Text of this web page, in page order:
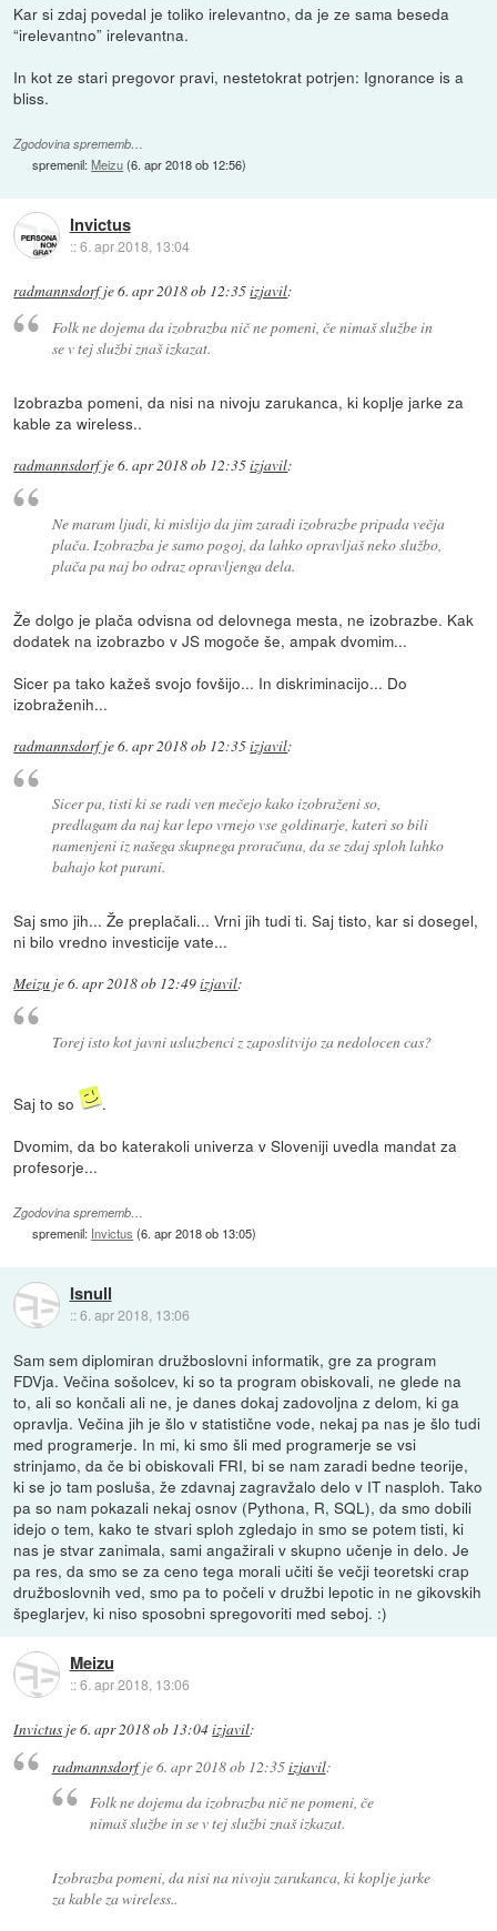
Kar si zdaj povedal je toliko irelevantno, da je ze sama beseda
“irelevantno” irelevantna.
In kot ze stari pregovor pravi, nestetokrat potrjen: Ignorance is a
bliss.
Zgodovina sprememb…
spremenil:Meizu(6. apr 2018 ob 12:56)
Invictus
::6. apr 2018, 13:04
radmannsdorfje6. apr 2018 ob 12:35izjavil:
Folk ne dojema da izobrazba nič ne pomeni, če nimaš službe in
se v tej službi znaš izkazat.
Izobrazba pomeni, da nisi na nivoju zarukanca, ki koplje jarke za
kable za wireless..
radmannsdorfje6. apr 2018 ob 12:35izjavil:
Ne maram ljudi, ki mislijo da jim zaradi izobrazbe pripada večja
plača. Izobrazba je samo pogoj, da lahko opravljaš neko službo,
plača pa naj bo odraz opravljenga dela.
Že dolgo je plača odvisna od delovnega mesta, ne izobrazbe. Kak
dodatek na izobrazbo v JS mogoče še, ampak dvomim...
Sicer pa tako kažeš svojo fovšijo... In diskriminacijo... Do
izobraženih...
radmannsdorfje6. apr 2018 ob 12:35izjavil:
Sicer pa, tisti ki se radi ven mečejo kako izobraženi so,
predlagam da naj kar lepo vrnejo vse goldinarje, kateri so bili
namenjeni iz našega skupnega proračuna, da se zdaj sploh lahko
bahajo kot purani.
Saj smo jih... Že preplačali... Vrni jih tudi ti. Saj tisto, kar si dosegel,
ni bilo vredno investicije vate...
Meizu je6. apr 2018 ob 12:49izjavil:
Torej isto kot javni usluzbenci z zaposlitvijo za nedolocen cas?
Saj to so
.
Dvomim, da bo katerakoli univerza v Sloveniji uvedla mandat za
profesorje...
Zgodovina sprememb…
spremenil: Invictus (6. apr 2018 ob 13:05)
Isnull
::6. apr 2018, 13:06
Sam sem diplomiran družboslovni informatik, gre za program
FDVja. Večina sošolcev, ki so ta program obiskovali, ne glede na
to, ali so končali ali ne, je danes dokaj zadovoljna z delom, ki ga
opravlja. Večina jih je šlo v statistične vode, nekaj pa nas je šlo tudi
med programerje. In mi, ki smo šli med programerje se vsi
strinjamo, da če bi obiskovali FRI, bi se nam zaradi bedne teorije,
ki se jo tam posluša, že zdavnaj zagravžalo delo v IT nasploh. Tako
pa so nam pokazali nekaj osnov (Pythona, R, SQL), da smo dobili
idejo o tem, kako te stvari sploh zgledajo in smo se potem tisti, ki
nas je stvar zanimala, sami angažirali v skupno učenje in delo. Je
pa res, da smo se za ceno tega morali učiti še večji teoretski crap
družboslovnih ved, smo pa to počeli v družbi lepotic in ne gikovskih
špeglarjev, ki niso sposobni spregovoriti med seboj. :)
Meizu
::6. apr 2018, 13:06
Invictus je6. apr 2018 ob 13:04izjavil:
radmannsdorfje6. apr 2018 ob 12:35izjavil:
Folk ne dojema da izobrazba nič ne pomeni, če
nimaš službe in se v tej službi znaš izkazat.
Izobrazba pomeni, da nisi na nivoju zarukanca, ki koplje jarke
za kable za wireless..